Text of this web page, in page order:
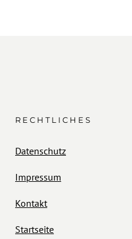
RECHTLICHES
Datenschutz
Impressum
Kontakt
Startseite